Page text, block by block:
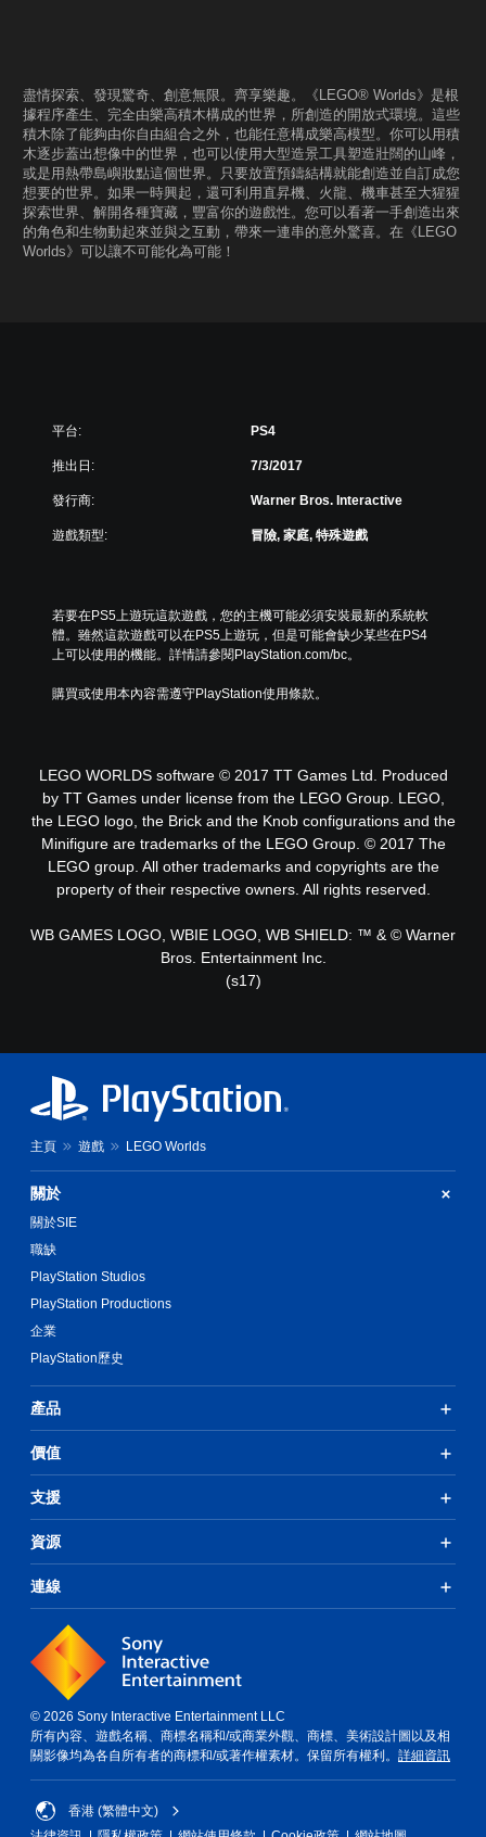
盡情探索、發現驚奇、創意無限。齊享樂趣。《LEGO® Worlds》是根
據程序產生、完全由樂高積木構成的世界，所創造的開放式環境。這些
積木除了能夠由你自由組合之外，也能任意構成樂高模型。你可以用積
木逐步蓋出想像中的世界，也可以使用大型造景工具塑造壯闊的山峰，
或是用熱帶島嶼妝點這個世界。只要放置預鑄結構就能創造並自訂成您
想要的世界。如果一時興起，還可利用直昇機、火龍、機車甚至大猩猩
探索世界、解開各種寶藏，豐富你的遊戲性。您可以看著一手創造出來
的角色和生物動起來並與之互動，帶來一連串的意外驚喜。在《LEGO
Worlds》可以讓不可能化為可能！
平台: PS4
推出日: 7/3/2017
發行商: Warner Bros. Interactive
遊戲類型: 冒險, 家庭, 特殊遊戲
若要在PS5上遊玩這款遊戲，您的主機可能必須安裝最新的系統軟
體。雖然這款遊戲可以在PS5上遊玩，但是可能會缺少某些在PS4
上可以使用的機能。詳情請參閱PlayStation.com/bc。
購買或使用本內容需遵守PlayStation使用條款。
LEGO WORLDS software © 2017 TT Games Ltd. Produced
by TT Games under license from the LEGO Group. LEGO,
the LEGO logo, the Brick and the Knob configurations and the
Minifigure are trademarks of the LEGO Group. © 2017 The
LEGO group. All other trademarks and copyrights are the
property of their respective owners. All rights reserved.
WB GAMES LOGO, WBIE LOGO, WB SHIELD: ™ & © Warner
Bros. Entertainment Inc.
(s17)
主頁 遊戲 LEGO Worlds
關於
關於SIE
職缺
PlayStation Studios
PlayStation Productions
企業
PlayStation歷史
產品
價值
支援
資源
連線
© 2026 Sony Interactive Entertainment LLC
所有內容、遊戲名稱、商標名稱和/或商業外觀、商標、美術設計圖以及相
關影像均為各自所有者的商標和/或著作權素材。保留所有權利。 詳細資訊
香港 (繁體中文)